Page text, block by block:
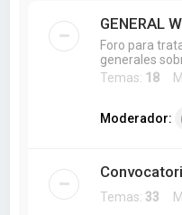
GENERAL
Foro para
generales
Temas: 18
Moderador:
Temas: 33